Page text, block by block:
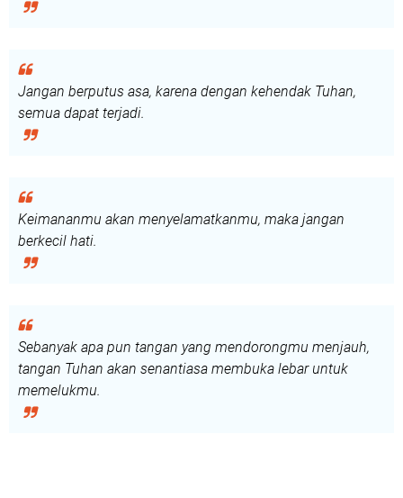
Jangan berputus asa, karena dengan kehendak Tuhan,
semua dapat terjadi.
Keimananmu akan menyelamatkanmu, maka jangan
berkecil hati.
Sebanyak apa pun tangan yang mendorongmu menjauh,
tangan Tuhan akan senantiasa membuka lebar untuk
memelukmu.